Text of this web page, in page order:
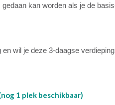
kan worden als je de
wil je deze 3-daagse
1 plek beschikbaar)